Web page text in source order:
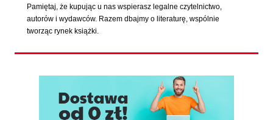
Pamiętaj, że kupując u nas wspierasz legalne czytelnictwo,
autorów i wydawców. Razem dbajmy o literaturę, wspólnie
tworząc rynek książki.